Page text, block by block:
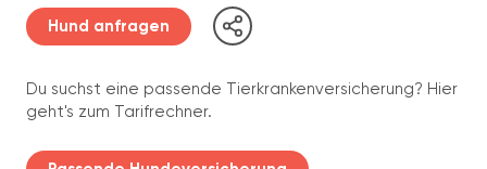
Hund anfragen
Du suchst eine passende Tierkrankenversicherung? Hier
geht's zum Tarifrechner.